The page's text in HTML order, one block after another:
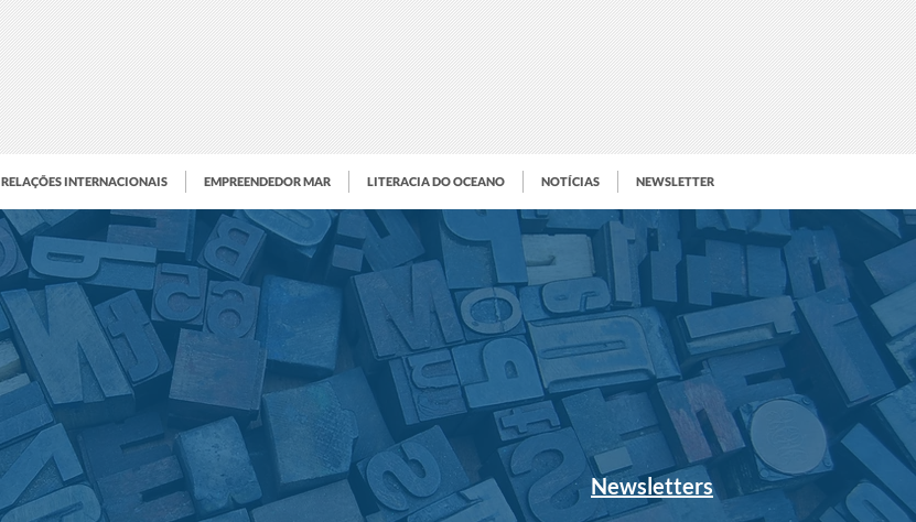
RELAÇÕES INTERNACIONAIS EMPREENDEDOR MAR LITERACIA DO OCEANO NOTÍCIAS NEWSLETTER
Newsletters